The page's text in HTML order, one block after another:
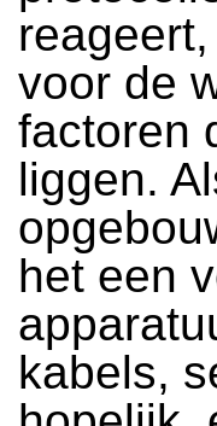
voor de
factoren
liggen.
het een
kabels,